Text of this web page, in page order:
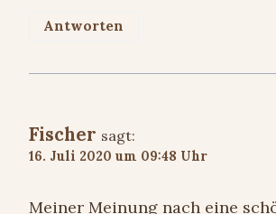
Antworten
Fischer sagt:
16. Juli 2020 um 09:48 Uhr
Meiner Meinung nach eine